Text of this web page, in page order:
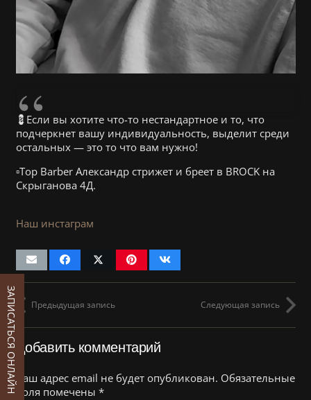
💈Если вы хотите что-то нестандартное и то, что
подчеркнет вашу индивидуальность, выделит среди
остальных — это то что вам нужно!
▫️Top Barber Александр стрижет и бреет в BROCK на
Скрыганова 4Д.
Наш инстаграм
Предыдущая запись Следующая запись
Добавить комментарий
Ваш адрес email не будет опубликован. Обязательные
поля помечены *
ЗАПИСАТЬСЯ ОНЛАЙН